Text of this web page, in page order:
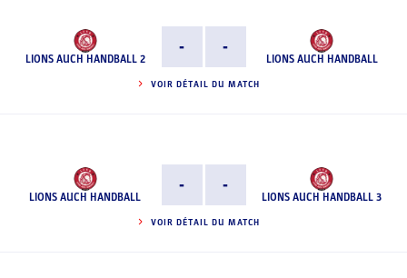
LIONS AUCH HANDBALL 2
- -
LIONS AUCH HANDBALL
VOIR DÉTAIL DU MATCH
LIONS AUCH HANDBALL
- -
LIONS AUCH HANDBALL 3
VOIR DÉTAIL DU MATCH